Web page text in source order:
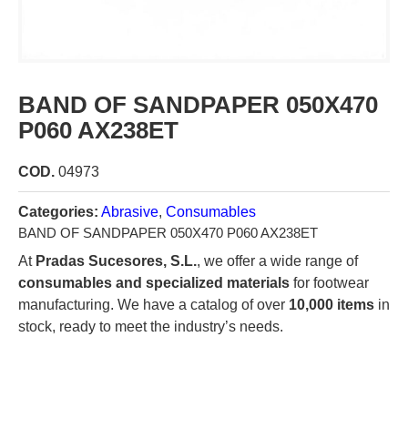
BAND OF SANDPAPER 050X470
P060 AX238ET
COD. 04973
Categories: Abrasive, Consumables
BAND OF SANDPAPER 050X470 P060 AX238ET
At Pradas Sucesores, S.L., we offer a wide range of
consumables and specialized materials for footwear
manufacturing. We have a catalog of over 10,000 items in
stock, ready to meet the industry’s needs.